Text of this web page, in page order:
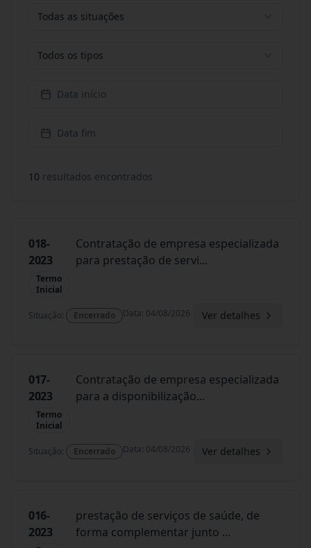
Todas as situações
Todos os tipos
Data início
Data fim
10 resultados encontrados
018-
2023
Termo
Inicial
Contratação de empresa especializada
para prestação de servi...
Situação: Encerrado Data: 04/08/2026 Ver detalhes
017-
2023
Termo
Inicial
Contratação de empresa especializada
para a disponibilização...
Situação: Encerrado Data: 04/08/2026 Ver detalhes
016-
2023
prestação de serviços de saúde, de
forma complementar junto ...